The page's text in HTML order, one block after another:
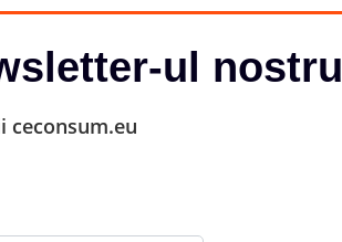
ul nostru
ceconsum.eu